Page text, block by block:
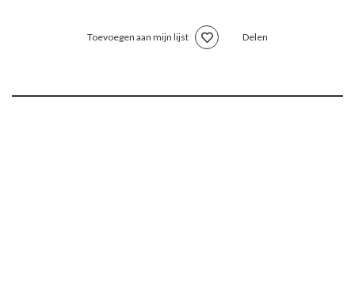
Toevoegen aan mijn lijst Delen